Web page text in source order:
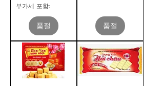
부가세 포함:
품절 품절